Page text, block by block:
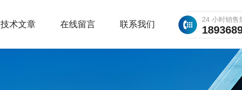
24 小时销售
技术文章 在线留言 联系我们